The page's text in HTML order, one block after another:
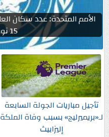
15 نوفمبر...
تأجيل مباريات الجولة السابعة
لـ«بريميرليج» بسبب وفاة الملكة
إليزابيث